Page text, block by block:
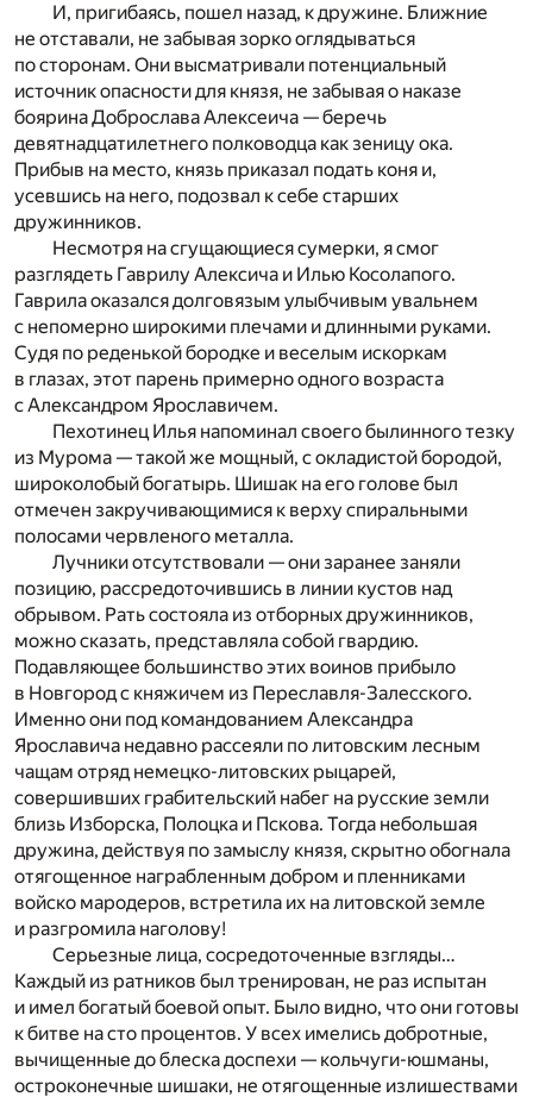
И, пригибаясь, пошел назад, к дружине. Ближние
не отставали, не забывая зорко оглядываться
по сторонам. Они высматривали потенциальный
источник опасности для князя, не забывая о наказе
боярина Доброслава Алексеича — беречь
девятнадцатилетнего полководца как зеницу ока.
Прибыв на место, князь приказал подать коня и,
усевшись на него, подозвал к себе старших
дружинников.
Несмотря на сгущающиеся сумерки, я смог
разглядеть Гаврилу Алексича и Илью Косолапого.
Гаврила оказался долговязым улыбчивым увальнем
с непомерно широкими плечами и длинными руками.
Судя по реденькой бородке и веселым искоркам
в глазах, этот парень примерно одного возраста
с Александром Ярославичем.
Пехотинец Илья напоминал своего былинного тезку
из Мурома — такой же мощный, с окладистой бородой,
широколобый богатырь. Шишак на его голове был
отмечен закручивающимися к верху спиральными
полосами червленого металла.
Лучники отсутствовали — они заранее заняли
позицию, рассредоточившись в линии кустов над
обрывом. Рать состояла из отборных дружинников,
можно сказать, представляла собой гвардию.
Подавляющее большинство этих воинов прибыло
в Новгород с княжичем из Переславля-Залесского.
Именно они под командованием Александра
Ярославича недавно рассеяли по литовским лесным
чащам отряд немецко-литовских рыцарей,
совершивших грабительский набег на русские земли
близь Изборска, Полоцка и Пскова. Тогда небольшая
дружина, действуя по замыслу князя, скрытно обогнала
отягощенное награбленным добром и пленниками
войско мародеров, встретила их на литовской земле
и разгромила наголову!
Серьезные лица, сосредоточенные взгляды…
Каждый из ратников был тренирован, не раз испытан
и имел богатый боевой опыт. Было видно, что они готовы
к битве на сто процентов. У всех имелись добротные,
вычищенные до блеска доспехи — кольчуги-юшманы,
остроконечные шишаки, не отягощенные излишествами